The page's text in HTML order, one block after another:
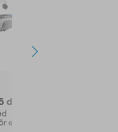
delar
extra